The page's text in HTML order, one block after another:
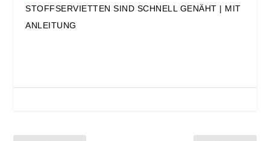
STOFFSERVIETTEN SIND SCHNELL GENÄHT | MIT
ANLEITUNG